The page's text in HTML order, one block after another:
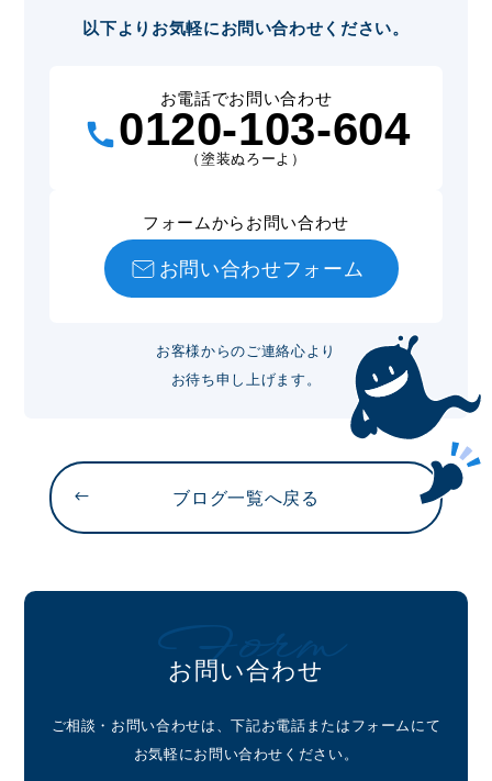
以下よりお気軽にお問い合わせください。
お電話でお問い合わせ
0120-103-604
（塗装ぬろーよ）
フォームからお問い合わせ
お問い合わせフォーム
お客様からのご連絡心より
お待ち申し上げます。
ブログ一覧へ戻る
お問い合わせ
Form
ご相談・お問い合わせは、下記お電話またはフォームにて
お気軽にお問い合わせください。